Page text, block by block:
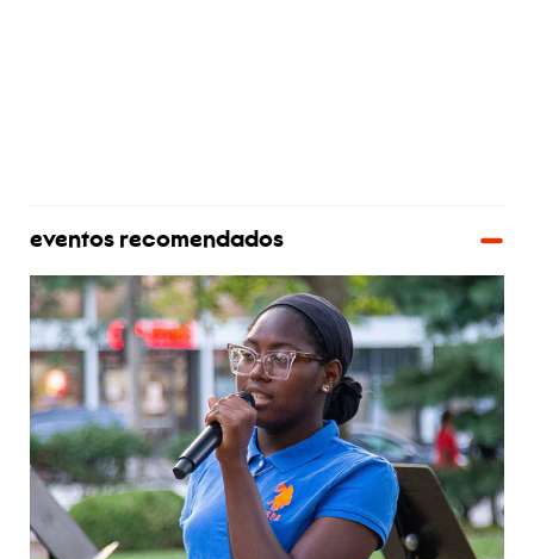
eventos recomendados